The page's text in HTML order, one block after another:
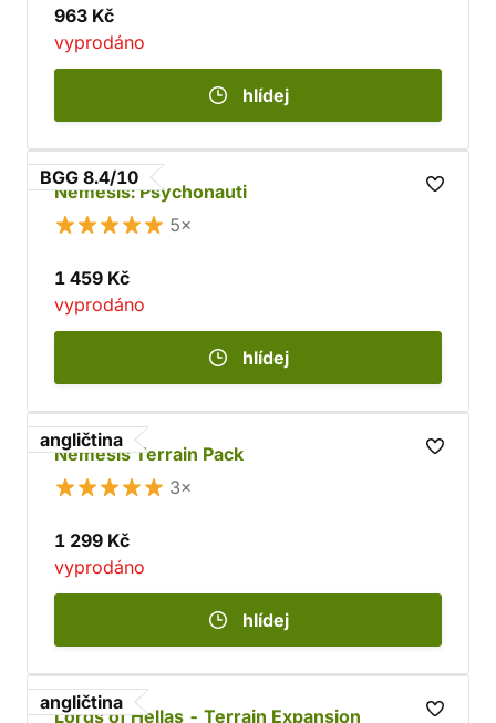
963 Kč
vyprodáno
hlídej
BGG 8.4/10
Nemesis: Psychonauti
5×
1 459 Kč
vyprodáno
hlídej
angličtina
Nemesis Terrain Pack
3×
1 299 Kč
vyprodáno
hlídej
angličtina
Lords of Hellas - Terrain Expansion